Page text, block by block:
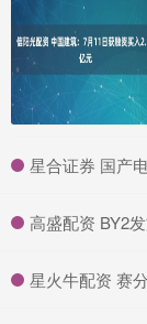
星合证券 国产电影至
高盛配资 BY2
星火牛配资 赛分